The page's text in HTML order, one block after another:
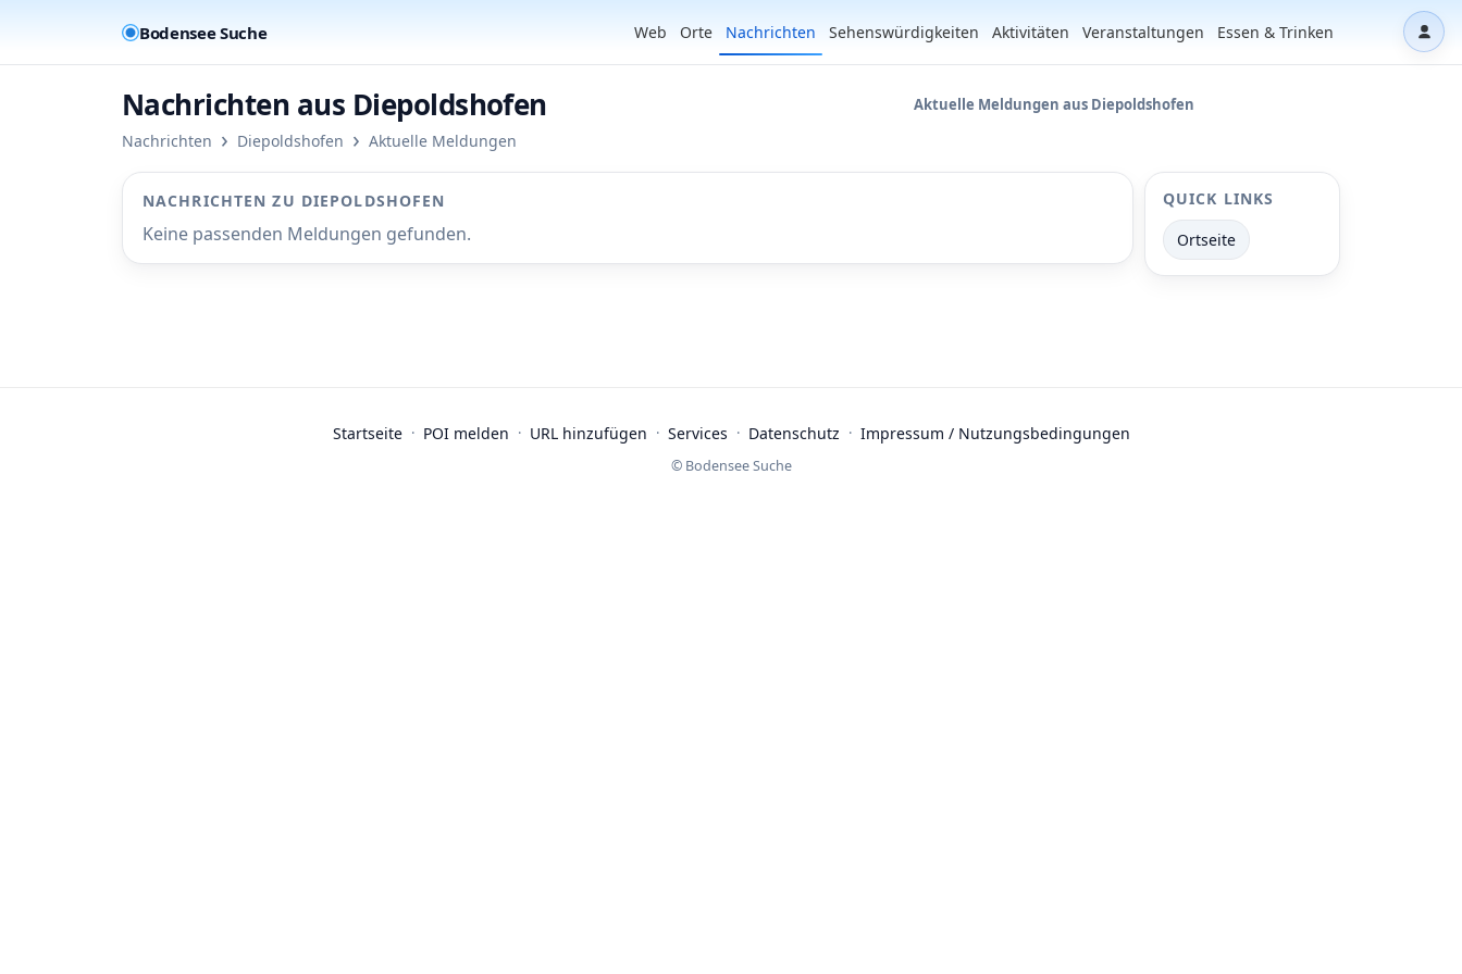
Bodensee Suche Web Orte Nachrichten Sehenswürdigkeiten Aktivitäten Veranstaltungen Essen & Trinken
Nachrichten aus Diepoldshofen
Nachrichten › Diepoldshofen › Aktuelle Meldungen
Aktuelle Meldungen aus Diepoldshofen
NACHRICHTEN ZU DIEPOLDSHOFEN
Keine passenden Meldungen gefunden.
QUICK LINKS
Ortseite
Startseite · POI melden · URL hinzufügen · Services · Datenschutz · Impressum / Nutzungsbedingungen
© Bodensee Suche